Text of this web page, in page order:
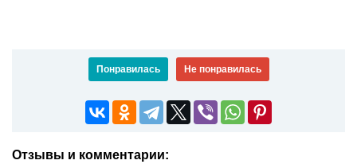
Понравилась Не понравилась
Отзывы и комментарии: